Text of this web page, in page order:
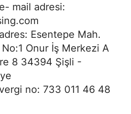
mail adresi:
Esentepe Mah.
Onur İş Merkezi A
8 34394 Şişli -
no: 733 011 46 48